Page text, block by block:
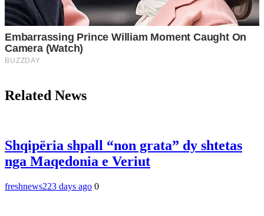
Related News
Shqipëria shpall “non grata” dy shtetas
nga Maqedonia e Veriut
freshnews223 days ago 0